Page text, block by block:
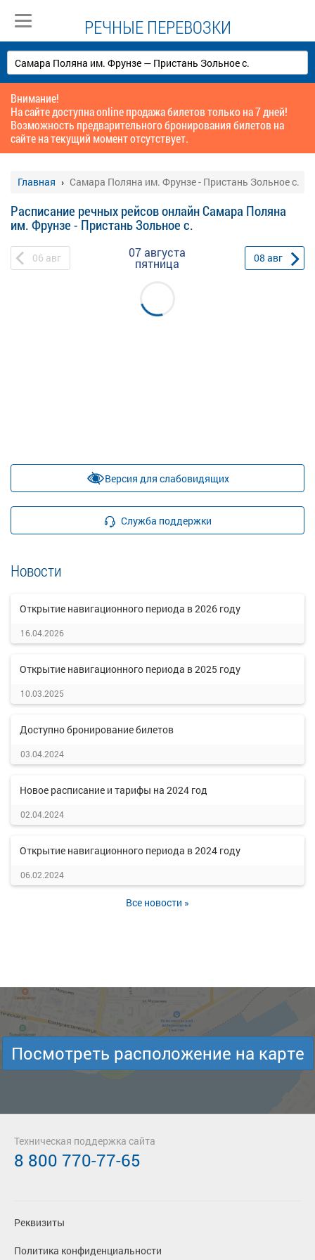
РЕЧНЫЕ ПЕРЕВОЗКИ
Внимание!
На сайте доступна online продажа билетов только на 7 дней!
Возможность предварительного бронирования билетов на
сайте на текущий момент отсутствует.
Главная Самара Поляна им. Фрунзе - Пристань Зольное с.
Расписание речных рейсов онлайн Самара Поляна
им. Фрунзе - Пристань Зольное с.
06 авг 07 августа
пятница 08 авг
Версия для слабовидящих
Служба поддержки
Новости
Открытие навигационного периода в 2026 году
16.04.2026
Открытие навигационного периода в 2025 году
10.03.2025
Доступно бронирование билетов
03.04.2024
Новое расписание и тарифы на 2024 год
02.04.2024
Открытие навигационного периода в 2024 году
06.02.2024
Все новости »
Посмотреть расположение на карте
Реквизиты
Политика конфиденциальности
Техническая поддержка сайта
8 800 770-77-65